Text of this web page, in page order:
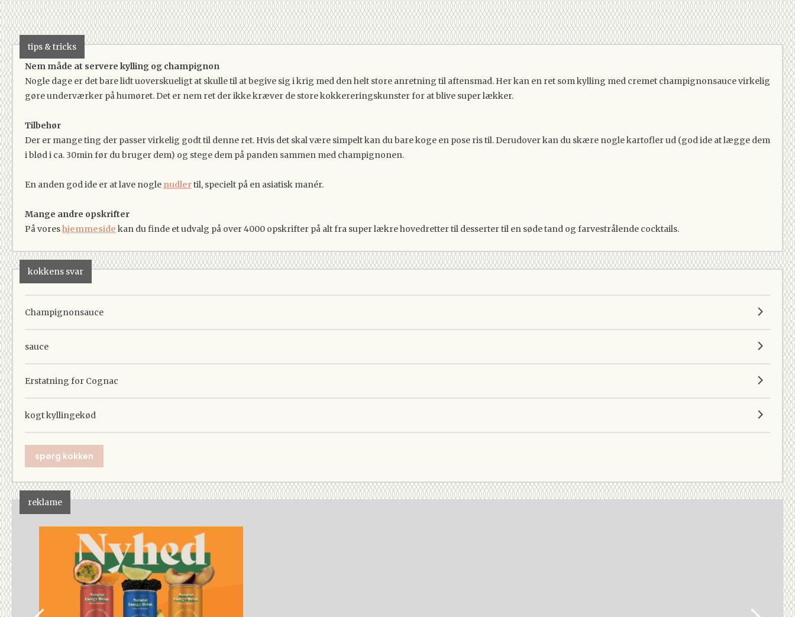
tips & tricks
Nem måde at servere kylling og champignon
Nogle dage er det bare lidt uoverskueligt at skulle til at begive sig i krig med den helt store anretning til aftensmad. Her kan en ret som kylling med cremet champignonsauce virkelig
gøre underværker på humøret. Det er nem ret der ikke kræver de store kokkereringskunster for at blive super lækker.
Tilbehør
Der er mange ting der passer virkelig godt til denne ret. Hvis det skal være simpelt kan du bare koge en pose ris til. Derudover kan du skære nogle kartofler ud (god ide at lægge dem
i blød i ca. 30min før du bruger dem) og stege dem på panden sammen med champignonen.
En anden god ide er at lave nogle nudlertil, specielt på en asiatisk manér.
Mange andre opskrifter
På voreshjemmeside kan du finde et udvalg på over 4000 opskrifter på alt fra super lækre hovedretter til desserter til en søde tand og farvestrålende cocktails.
kokkens svar
Champignonsauce
sauce
Erstatning for Cognac
kogt kyllingekød
spørg kokken
reklame